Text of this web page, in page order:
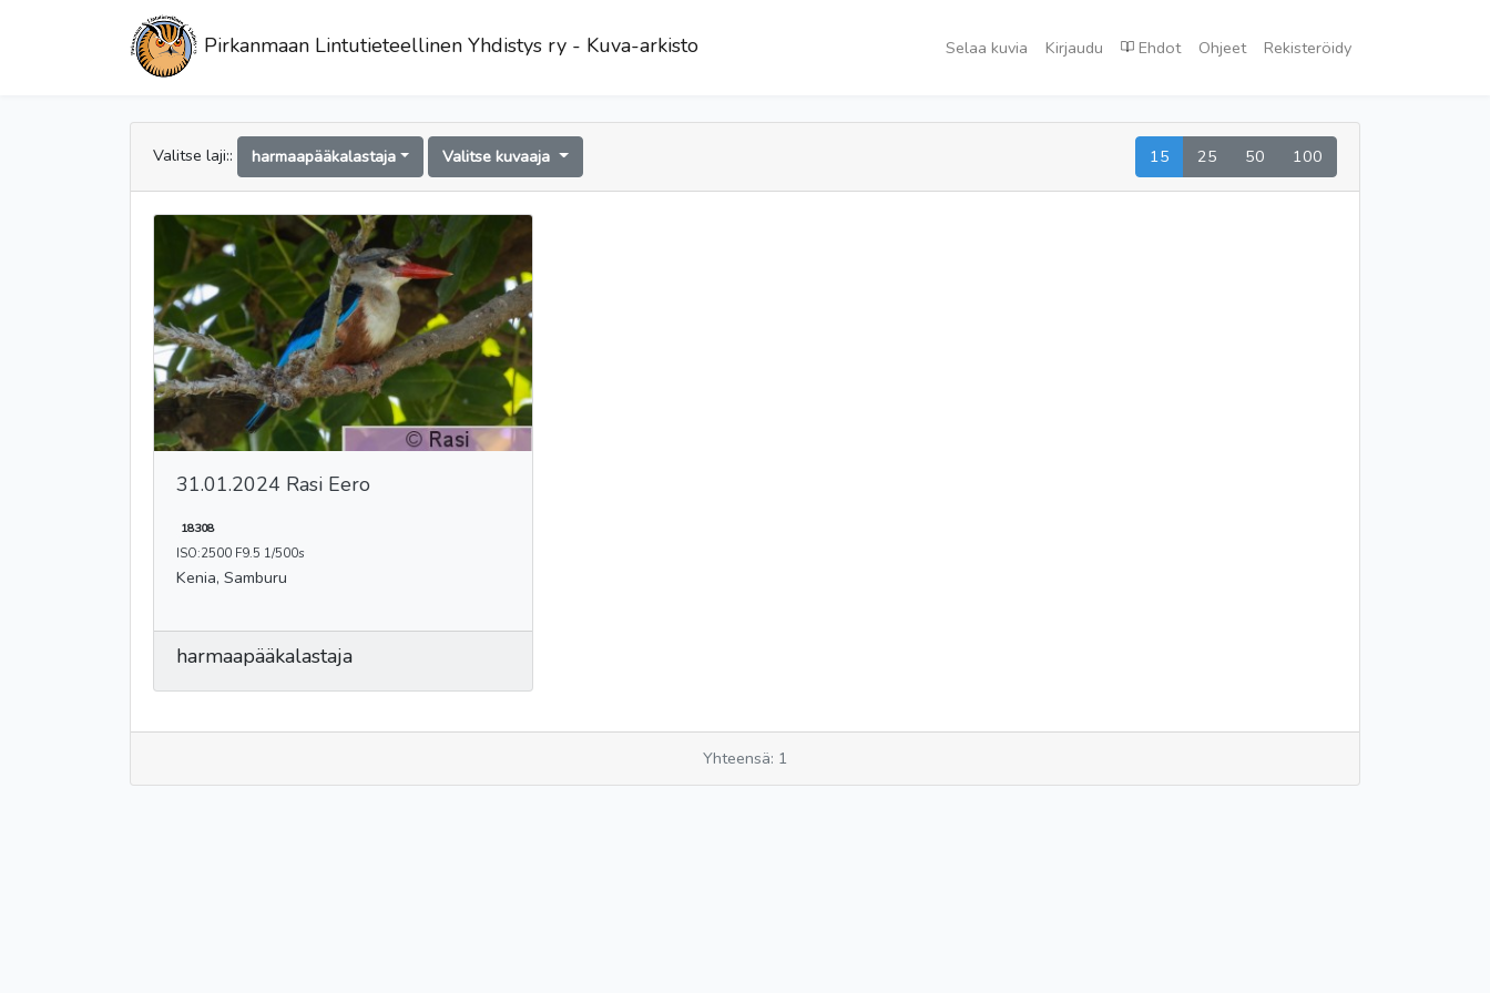
Pirkanmaan Lintutieteellinen Yhdistys ry - Kuva-arkisto Selaa kuvia Kirjaudu Ehdot Ohjeet Rekisteröidy
Valitse laji:: harmaapääkalastaja Valitse kuvaaja 15 25 50 100
31.01.2024 Rasi Eero
18308
ISO:2500 F9.5 1/500s
Kenia, Samburu
harmaapääkalastaja
Yhteensä: 1